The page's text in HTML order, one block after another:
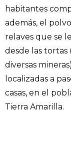
habitantes
además, el
relaves que se
desde las tortas
diversas
localizadas a
casas, en el
Tierra Amarilla.